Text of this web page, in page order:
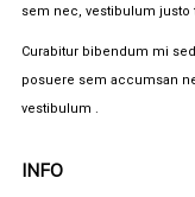
sem nec, vestibulum justo
Curabitur bibendum mi
posuere sem accumsan
vestibulum .
INFO